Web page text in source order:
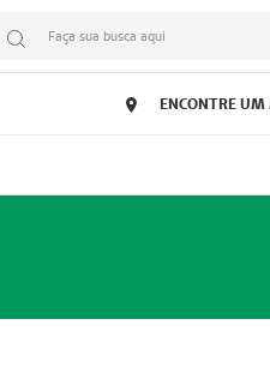
Faça sua busca aqui
ENCONTRE UM